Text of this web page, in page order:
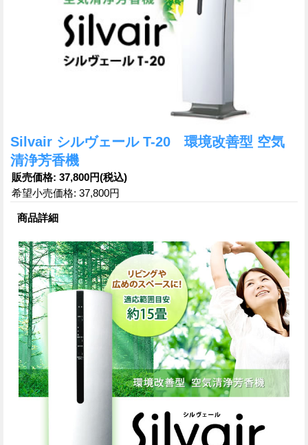
Silvair シルヴェール T-20 環境改善型 空気
清浄芳香機
販売価格: 37,800円(税込)
希望小売価格: 37,800円
商品詳細